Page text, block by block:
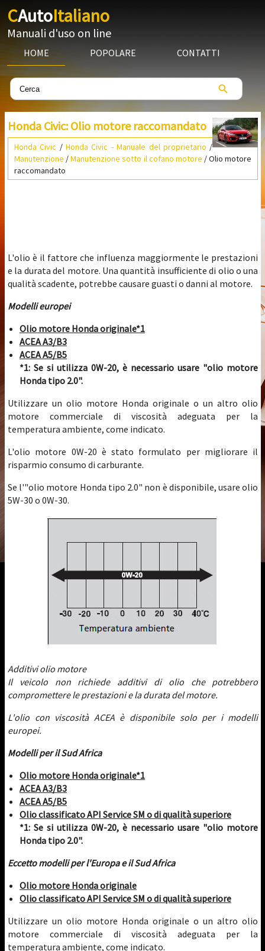
CAutoItaliano
Manuali d'uso on line
HOME POPOLARE CONTATTI
Honda Civic: Olio motore raccomandato
Honda Civic /Honda Civic - Manuale del proprietario /
Manutenzione /Manutenzione sotto il cofano motore / Olio motore
raccomandato
L'olio è il fattore che influenza maggiormente le prestazioni
e la durata del motore. Una quantità insufficiente di olio o una
qualità scadente, potrebbe causare guasti o danni al motore.
Modelli europei
Olio motore Honda originale*1
ACEA A3/B3
ACEA A5/B5
*1: Se si utilizza 0W-20, è necessario usare "olio motore
Honda tipo 2.0".
Utilizzare un olio motore Honda originale o un altro olio
motore commerciale di viscosità adeguata per la
temperatura ambiente, come indicato.
L'olio motore 0W-20 è stato formulato per migliorare il
risparmio consumo di carburante.
Se l'"olio motore Honda tipo 2.0" non è disponibile, usare olio
5W-30 o 0W-30.
Additivi olio motore
Il veicolo non richiede additivi di olio che potrebbero
compromettere le prestazioni e la durata del motore.
L'olio con viscosità ACEA è disponibile solo per i modelli
europei.
Modelli per il Sud Africa
Olio motore Honda originale*1
ACEA A3/B3
ACEA A5/B5
Olio classificato API Service SM o di qualità superiore
*1: Se si utilizza 0W-20, è necessario usare "olio motore
Honda tipo 2.0".
Eccetto modelli per l'Europa e il Sud Africa
Olio motore Honda originale
Olio classificato API Service SM o di qualità superiore
Utilizzare un olio motore Honda originale o un altro olio
motore commerciale di viscosità adeguata per la
temperatura ambiente, come indicato.